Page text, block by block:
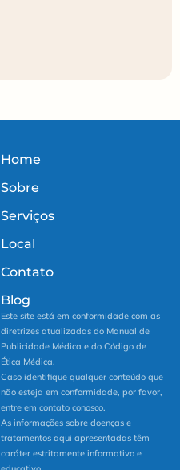
Home
Sobre
Serviços
Local
Contato
Blog
Este site está em conformidade com as
diretrizes atualizadas do Manual de
Publicidade Médica e do Código de
Ética Médica.
Caso identifique qualquer conteúdo que
não esteja em conformidade, por favor,
entre em contato conosco.
As informações sobre doenças e
tratamentos aqui apresentadas têm
caráter estritamente informativo e